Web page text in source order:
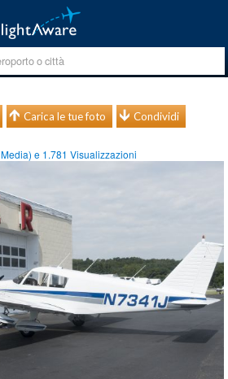
Carica le tue foto Condividi
Media) e 1.781 Visualizzazioni